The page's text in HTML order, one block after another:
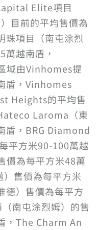
Elite項目
目前的平均售價為
珠項目（南屯涂烈
越南盾，
域由Vinhomes提
盾，Vinhomes
Heights的平均售
Laroma（東
盾，BRG Diamond
平方米90-100萬越
價為每平方米48萬
售價為每平方米
）售價為每平方
南屯涂烈姆）的售
，The Charm An